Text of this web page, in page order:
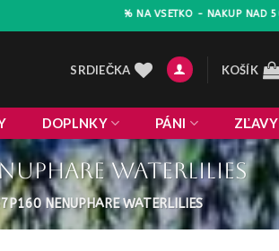
ZLAVA 10% NA VSETKO - NAKUP NAD 50 EURO !
SRDIEČKA KOŠÍK
DOPLNKY PÁNI ZĽAVY
waterlilies
NENUPHARE WATERLILIES